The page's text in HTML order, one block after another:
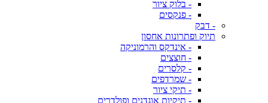
- בלוק ציור
- פנקסים
- דבק
תיוק ופתרונות אחסון
- אינדקס והרמוניקה
- חוצצים
- קלסרים
- שמרדפים
- תיקי ציור
- תיקיות אוגדנים ופולדרים